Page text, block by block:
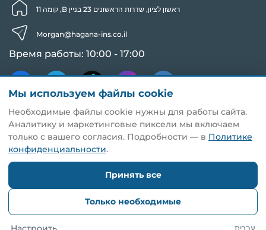
ראשון לציון, שדרות הראשונים 23 בניין B, קומה 11
Morgan@hagana-ins.co.il
Время работы: 10:00 - 17:00
Мы используем файлы cookie
Необходимые файлы cookie нужны для работы сайта.
Аналитику и маркетинговые пиксели мы включаем
только с вашего согласия. Подробности — в Политике
конфиденциальности.
Принять все
Только необходимые